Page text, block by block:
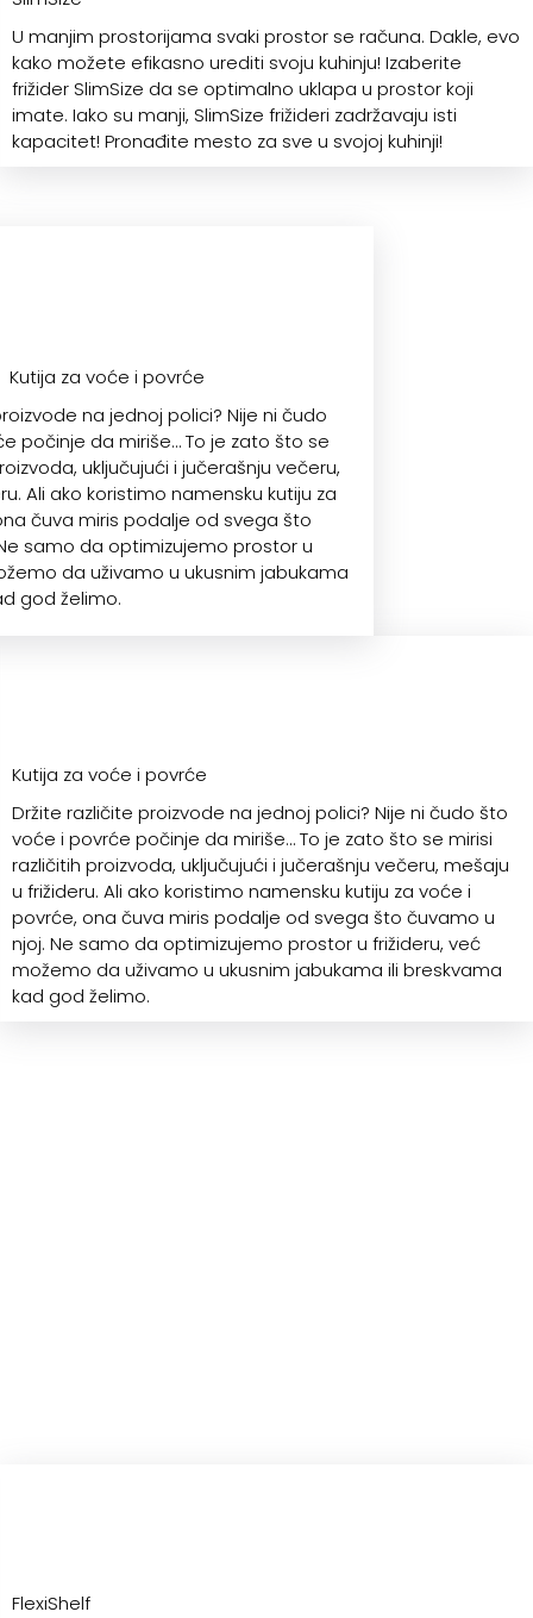
U manjim prostorijama svaki prostor se računa. Dakle, evo
kako možete efikasno urediti svoju kuhinju! Izaberite
frižider SlimSize da se optimalno uklapa u prostor koji
imate. Iako su manji, SlimSize frižideri zadržavaju isti
kapacitet! Pronađite mesto za sve u svojoj kuhinji!
Kutija za voće i povrće
na jednoj polici? Nije ni čudo
počinje da miriše… To je zato što se
uključujući i jučerašnju večeru,
Ali ako koristimo namensku kutiju za
čuva miris podalje od svega što
samo da optimizujemo prostor u
da uživamo u ukusnim jabukama
god želimo.
Kutija za voće i povrće
Držite različite proizvode na jednoj polici? Nije ni čudo što
voće i povrće počinje da miriše… To je zato što se mirisi
različitih proizvoda, uključujući i jučerašnju večeru, mešaju
u frižideru. Ali ako koristimo namensku kutiju za voće i
povrće, ona čuva miris podalje od svega što čuvamo u
njoj. Ne samo da optimizujemo prostor u frižideru, već
možemo da uživamo u ukusnim jabukama ili breskvama
kad god želimo.
FlexiShelf